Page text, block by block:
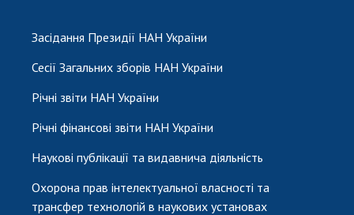
Засідання Президії НАН України
Сесії Загальних зборів НАН України
Річні звіти НАН України
Річні фінансові звіти НАН України
Наукові публікації та видавнича діяльність
Охорона прав інтелектуальної власності та
трансфер технологій в наукових установах